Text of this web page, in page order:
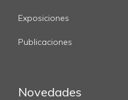
Exposiciones
Publicaciones
Novedades